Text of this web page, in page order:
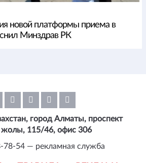
новой платформы приема в
Минздрав РК
город Алматы, проспект
115/46, офис 306
78-54 — рекламная служба